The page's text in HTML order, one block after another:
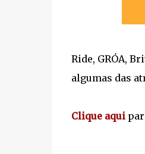
Ride, GRÓA,
algumas das
Clique aqui